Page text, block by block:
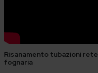
Risanamento tubazioni rete
fognaria